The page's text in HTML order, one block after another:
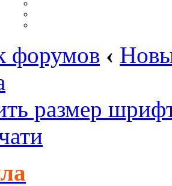
форумов ‹
размер